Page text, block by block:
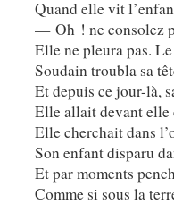
Quand elle vit
— Oh ! ne consolez
Elle ne pleura pas.
Soudain troubla sa
Et depuis ce jour-là,
Elle allait devant elle
Elle cherchait dans
Son enfant disparu
Et par moments
Comme si sous la